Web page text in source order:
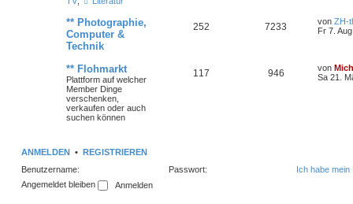
** Photographie,
Computer &
Technik
252 7233 von ZH-
Fr 7.
** Flohmarkt
Plattform auf welcher
Member Dinge
verschenken,
verkaufen oder auch
suchen können
117 946 von
Sa 21.
ANMELDEN •
REGISTRIEREN
Benutzername:
Passwort:
Ich habe
Angemeldet bleiben